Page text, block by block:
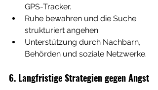
GPS-Tracker.
Ruhe bewahren und die Suche
strukturiert angehen.
Unterstützung durch Nachbarn,
Behörden und soziale Netzwerke.
6. Langfristige Strategien gegen Angst